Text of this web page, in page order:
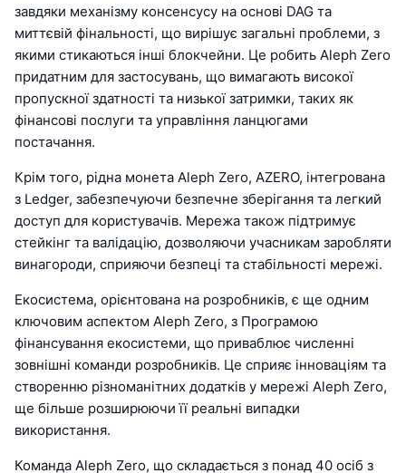
завдяки механізму консенсусу на основі DAG та
миттєвій фінальності, що вирішує загальні проблеми, з
якими стикаються інші блокчейни. Це робить Aleph Zero
придатним для застосувань, що вимагають високої
пропускної здатності та низької затримки, таких як
фінансові послуги та управління ланцюгами
постачання.
Крім того, рідна монета Aleph Zero, AZERO, інтегрована
з Ledger, забезпечуючи безпечне зберігання та легкий
доступ для користувачів. Мережа також підтримує
стейкінг та валідацію, дозволяючи учасникам заробляти
винагороди, сприяючи безпеці та стабільності мережі.
Екосистема, орієнтована на розробників, є ще одним
ключовим аспектом Aleph Zero, з Програмою
фінансування екосистеми, що приваблює численні
зовнішні команди розробників. Це сприяє інноваціям та
створенню різноманітних додатків у мережі Aleph Zero,
ще більше розширюючи її реальні випадки
використання.
Команда Aleph Zero, що складається з понад 40 осіб з